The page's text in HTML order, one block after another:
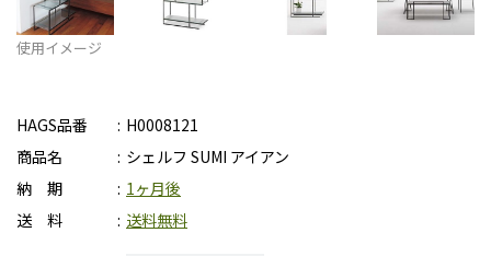
使用イメージ
HAGS品番
H0008121
商品名
シェルフ SUMI アイアン
納 期
1ヶ月後
送 料
送料無料